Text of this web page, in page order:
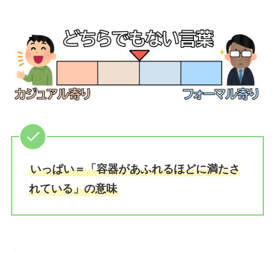
いっぱい＝「容器があふれるほどに満たさ
れている」の意味